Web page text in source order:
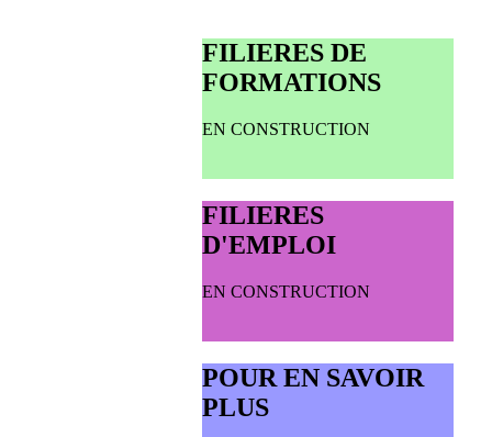
FILIERES DE
FORMATIONS
EN CONSTRUCTION
FILIERES
D'EMPLOI
EN CONSTRUCTION
POUR EN SAVOIR
PLUS